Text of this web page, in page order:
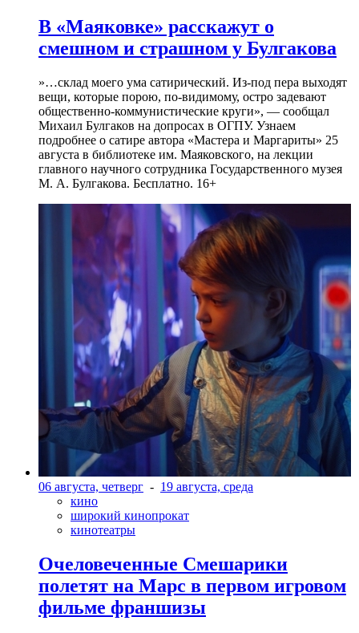
В «Маяковке» расскажут о
смешном и страшном у Булгакова
»…склад моего ума сатирический. Из-под пера выходят
вещи, которые порою, по-видимому, остро задевают
общественно-коммунистические круги», — сообщал
Михаил Булгаков на допросах в ОГПУ. Узнаем
подробнее о сатире автора «Мастера и Маргариты» 25
августа в библиотеке им. Маяковского, на лекции
главного научного сотрудника Государственного музея
М. А. Булгакова. Бесплатно. 16+
06 августа, четверг - 19 августа, среда
кино
широкий кинопрокат
кинотеатры
Очеловеченные Смешарики
полетят на Марс в первом игровом
фильме франшизы